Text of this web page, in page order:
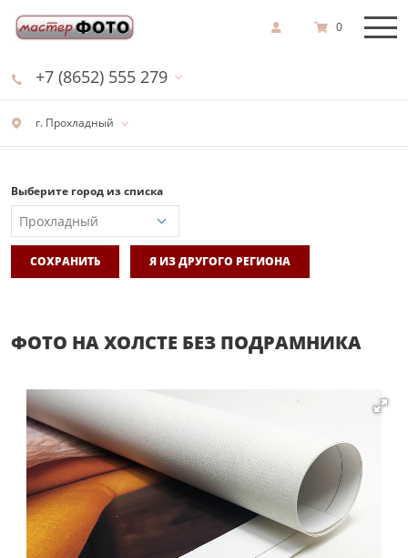
г. Прохладный
+7 (8652) 555 279
0
Выберите город из списка
СОХРАНИТЬ Я ИЗ ДРУГОГО РЕГИОНА
ФОТО НА ХОЛСТЕ БЕЗ ПОДРАМНИКА